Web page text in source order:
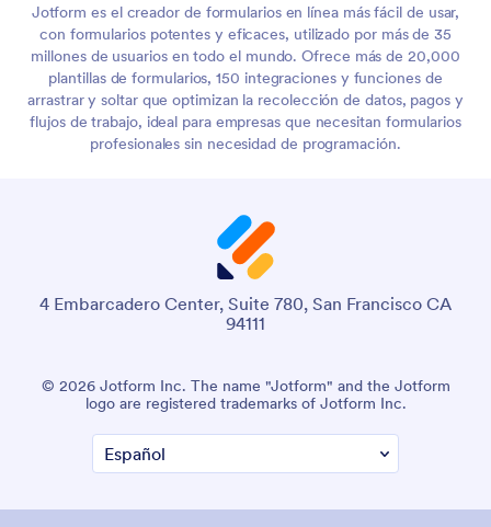
Jotform es el creador de formularios en línea más fácil de usar,
con formularios potentes y eficaces, utilizado por más de 35
millones de usuarios en todo el mundo. Ofrece más de 20,000
plantillas de formularios, 150 integraciones y funciones de
arrastrar y soltar que optimizan la recolección de datos, pagos y
flujos de trabajo, ideal para empresas que necesitan formularios
profesionales sin necesidad de programación.
4 Embarcadero Center, Suite 780, San Francisco CA
94111
© 2026 Jotform Inc. The name "Jotform" and the Jotform
logo are registered trademarks of Jotform Inc.